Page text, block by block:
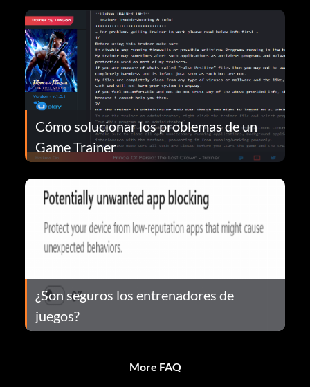
Cómo solucionar los problemas de un
Game Trainer
¿Son seguros los entrenadores de
juegos?
More FAQ